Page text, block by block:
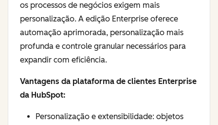
os processos de negócios exigem mais
personalização. A edição Enterprise oferece
automação aprimorada, personalização mais
profunda e controle granular necessários para
expandir com eficiência.
Vantagens da plataforma de clientes Enterprise
da HubSpot:
Personalização e extensibilidade: objetos